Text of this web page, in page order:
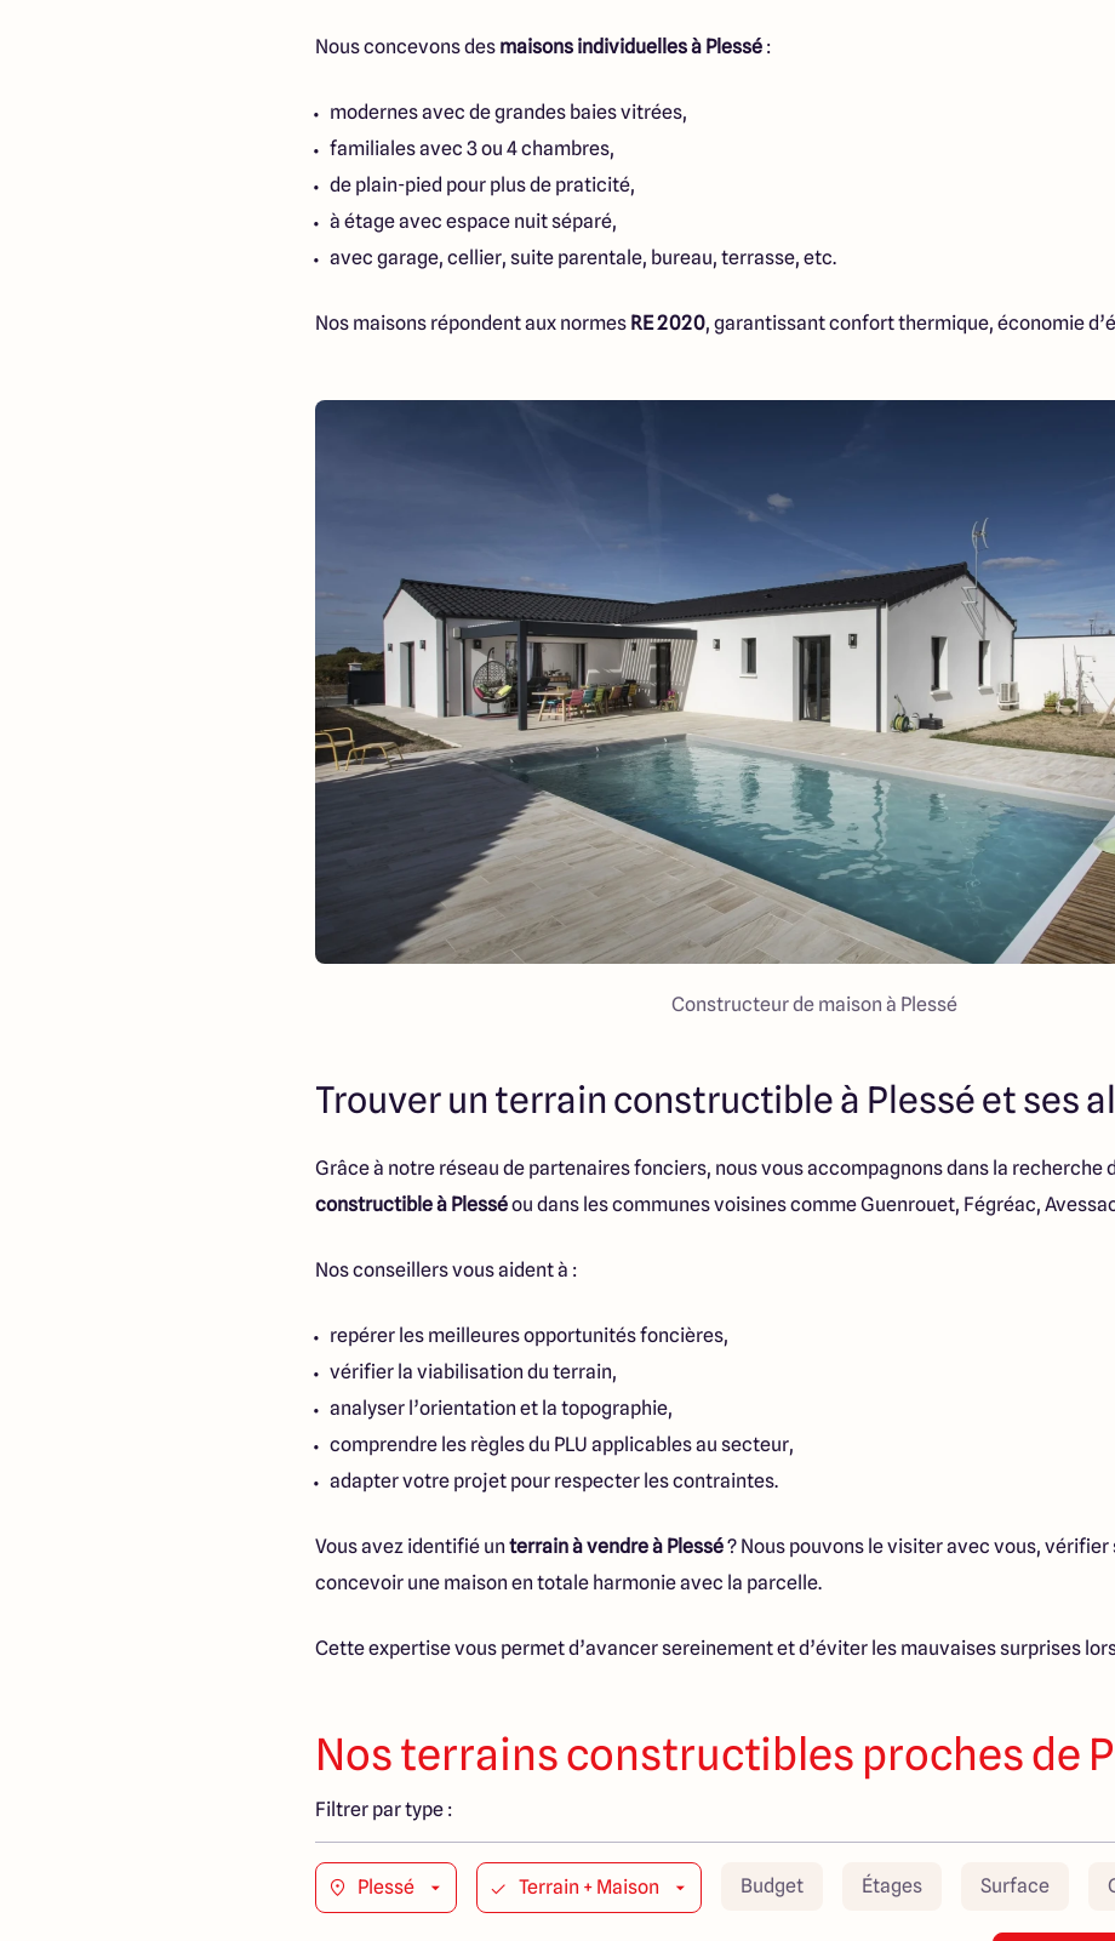
Nous concevons des maisons individuelles à Plessé :
modernes avec de grandes baies vitrées,
familiales avec 3 ou 4 chambres,
de plain-pied pour plus de praticité,
à étage avec espace nuit séparé,
avec garage, cellier, suite parentale, bureau, terrasse, etc.
Nos maisons répondent aux normes RE 2020, garantissant confort thermique, économie
Constructeur de maison à Plessé
Trouver un terrain constructible à Plessé et ses
Grâce à notre réseau de partenaires fonciers, nous vous accompagnons dans la recherche
constructible à Plesséou dans les communes voisines comme Guenrouet, Fégréac,
Nos conseillers vous aident à :
repérer les meilleures opportunités foncières,
vérifier la viabilisation du terrain,
analyser l’orientation et la topographie,
comprendre les règles du PLU applicables au secteur,
adapter votre projet pour respecter les contraintes.
Vous avez identifié un terrain à vendre à Plessé? Nous pouvons le visiter avec vous,
concevoir une maison en totale harmonie avec la parcelle.
Cette expertise vous permet d’avancer sereinement et d’éviter les mauvaises surprises
Nos terrains constructibles proches de
Filtrer par type :
Plessé Terrain + Maison Budget Étages Surface